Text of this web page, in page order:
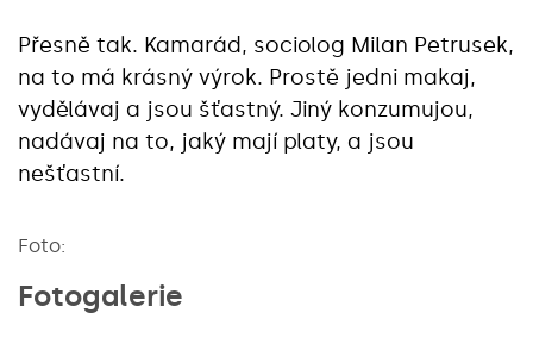
Přesně tak. Kamarád, sociolog Milan Petrusek,
na to má krásný výrok. Prostě jedni makaj,
vydělávaj a jsou šťastný. Jiný konzumujou,
nadávaj na to, jaký mají platy, a jsou
nešťastní.
Foto:
Fotogalerie